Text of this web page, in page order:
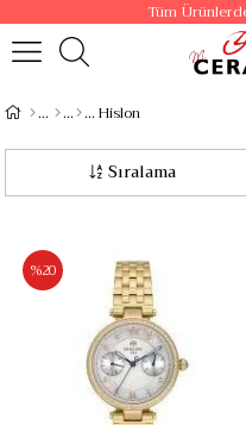
Tüm
Hislon
Sıralama
%20